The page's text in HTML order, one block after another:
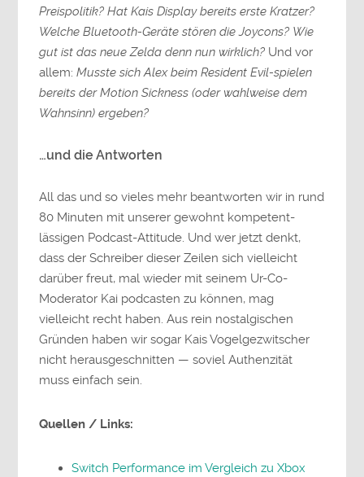
Preispolitik? Hat Kais Display bereits erste Kratzer?
Welche Bluetooth-Geräte stören die Joycons? Wie
gut ist das neue Zelda denn nun wirklich? Und vor
allem:Musste sich Alex beim Resident Evil-spielen
bereits der Motion Sickness (oder wahlweise dem
Wahnsinn) ergeben?
…und die Antworten
All das und so vieles mehr beantworten wir in rund
80 Minuten mit unserer gewohnt kompetent-
lässigen Podcast-Attitude. Und wer jetzt denkt,
dass der Schreiber dieser Zeilen sich vielleicht
darüber freut, mal wieder mit seinem Ur-Co-
Moderator Kai podcasten zu können, mag
vielleicht recht haben. Aus rein nostalgischen
Gründen haben wir sogar Kais Vogelgezwitscher
nicht herausgeschnitten — soviel Authenzität
muss einfach sein.
Quellen / Links:
Switch Performance im Vergleich zu Xbox